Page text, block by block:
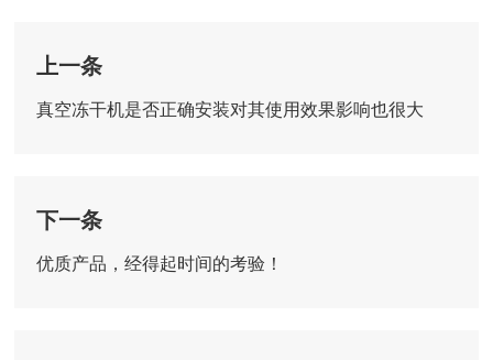
上一条
真空冻干机是否正确安装对其使用效果影响也很大
下一条
优质产品，经得起时间的考验！